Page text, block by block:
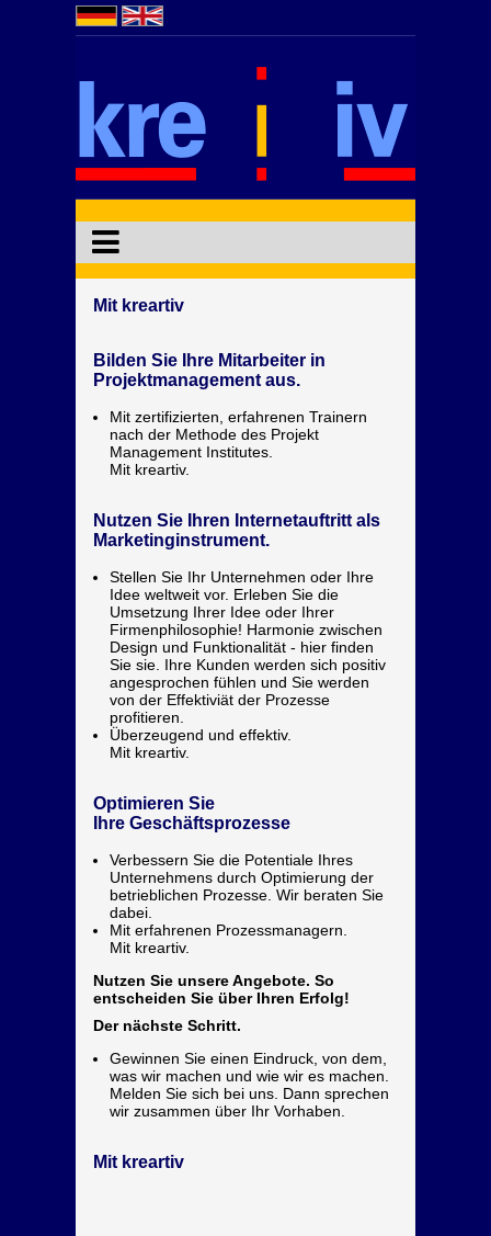
Mit kreartiv
Bilden Sie Ihre Mitarbeiter in
Projektmanagement aus.
Mit zertifizierten, erfahrenen Trainern
nach der Methode des Projekt
Management Institutes.
Mit kreartiv.
Nutzen Sie Ihren Internetauftritt als
Marketinginstrument.
Stellen Sie Ihr Unternehmen oder Ihre
Idee weltweit vor. Erleben Sie die
Umsetzung Ihrer Idee oder Ihrer
Firmenphilosophie! Harmonie zwischen
Design und Funktionalität - hier finden
Sie sie. Ihre Kunden werden sich positiv
angesprochen fühlen und Sie werden
von der Effektiviät der Prozesse
profitieren.
Überzeugend und effektiv.
Mit kreartiv.
Optimieren Sie
Ihre Geschäftsprozesse
Verbessern Sie die Potentiale Ihres
Unternehmens durch Optimierung der
betrieblichen Prozesse. Wir beraten Sie
dabei.
Mit erfahrenen Prozessmanagern.
Mit kreartiv.
Nutzen Sie unsere Angebote. So
entscheiden Sie über Ihren Erfolg!
Der nächste Schritt.
Gewinnen Sie einen Eindruck, von dem,
was wir machen und wie wir es machen.
Melden Sie sich bei uns. Dann sprechen
wir zusammen über Ihr Vorhaben.
Mit kreartiv